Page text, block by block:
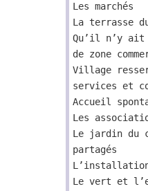
Les marchés
La terrasse
Qu’il n’y ait
de zone
Village
services et
Accueil
Les
Le jardin du
partagés
Le vert et